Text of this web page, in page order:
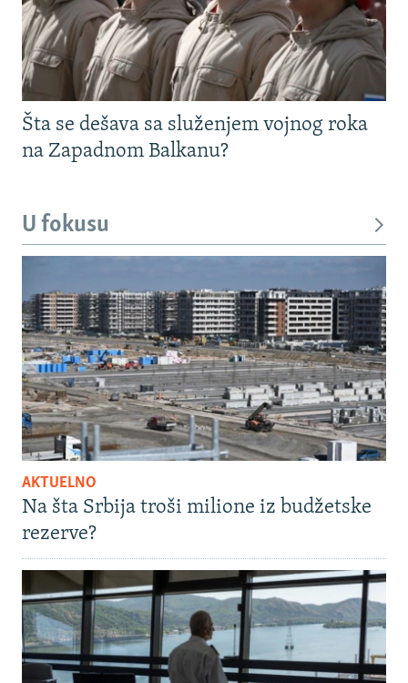
Šta se dešava sa služenjem vojnog roka
na Zapadnom Balkanu?
U fokusu
AKTUELNO
Na šta Srbija troši milione iz budžetske
rezerve?